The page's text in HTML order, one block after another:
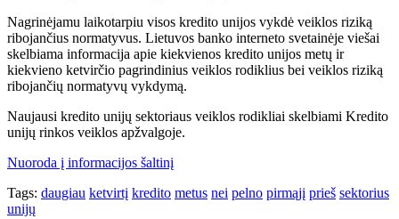
Nagrinėjamu laikotarpiu visos kredito unijos vykdė veiklos riziką
ribojančius normatyvus. Lietuvos banko interneto svetainėje viešai
skelbiama informacija apie kiekvienos kredito unijos metų ir
kiekvieno ketvirčio pagrindinius veiklos rodiklius bei veiklos riziką
ribojančių normatyvų vykdymą.
Naujausi kredito unijų sektoriaus veiklos rodikliai skelbiami Kredito
unijų rinkos veiklos apžvalgoje.
Nuoroda į informacijos šaltinį
Tags: daugiau ketvirtį kredito metus nei pelno pirmąjį prieš sektorius
unijų